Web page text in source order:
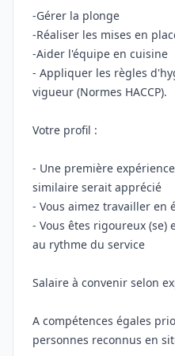
-Gérer la plonge
-Réaliser les mises en
-Aider l'équipe en cuisine
- Appliquer les règles
vigueur (Normes HACCP).
Votre profil :
- Une première
similaire serait apprécié
- Vous aimez travailler en
- Vous êtes rigoureux (se)
au rythme du service
Salaire à convenir selon
A compétences égales
personnes reconnus en